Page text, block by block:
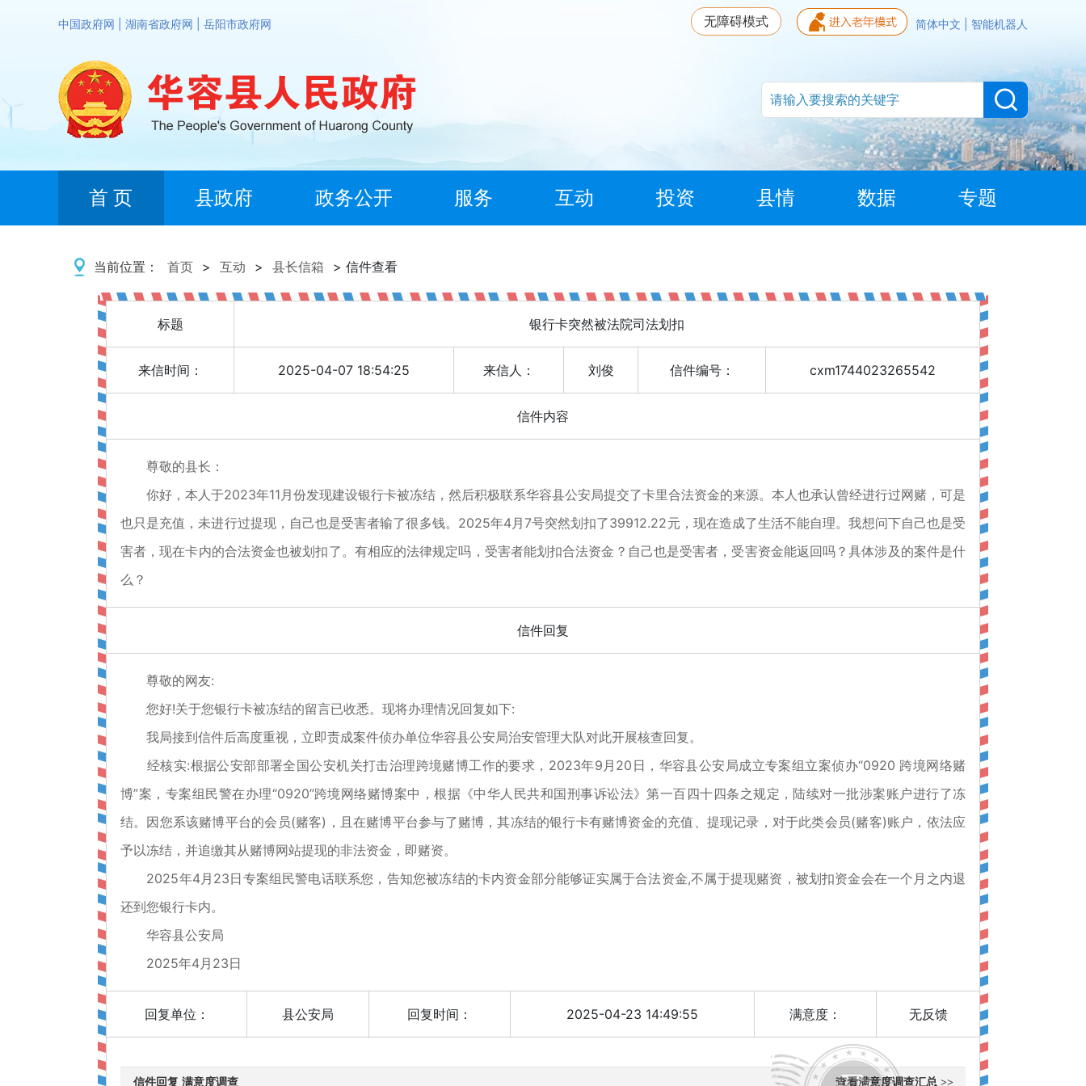
中国政府网 湖南省政府网 岳阳市政府网 简体中文 智能机器人
无障碍模式
首 页 县政府 政务公开 服务 互动 投资 县情 数据 专题
当前位置： 首页 > 互动 > 县长信箱 > 信件查看
标题 银行卡突然被法院司法划扣
来信时间： 2025-04-07 18:54:25 来信人： 刘俊 信件编号： cxm1744023265542
信件内容
尊敬的县长：
你好，本人于2023年11月份发现建设银行卡被冻结，然后积极联系华容县公安局提交了卡里合法资金的来源。本人也承认曾经进行过网赌，可是
也只是充值，未进行过提现，自己也是受害者输了很多钱。2025年4月7号突然划扣了39912.22元，现在造成了生活不能自理。我想问下自己也是受
害者，现在卡内的合法资金也被划扣了。有相应的法律规定吗，受害者能划扣合法资金？自己也是受害者，受害资金能返回吗？具体涉及的案件是什
么？
信件回复
尊敬的网友:
您好!关于您银行卡被冻结的留言已收悉。现将办理情况回复如下:
我局接到信件后高度重视，立即责成案件侦办单位华容县公安局治安管理大队对此开展核查回复。
经核实:根据公安部部署全国公安机关打击治理跨境赌博工作的要求，2023年9月20日，华容县公安局成立专案组立案侦办“0920 跨境网络赌
博”案，专案组民警在办理“0920”跨境网络赌博案中，根据《中华人民共和国刑事诉讼法》第一百四十四条之规定，陆续对一批涉案账户进行了冻
结。因您系该赌博平台的会员(赌客)，且在赌博平台参与了赌博，其冻结的银行卡有赌博资金的充值、提现记录，对于此类会员(赌客)账户，依法应
予以冻结，并追缴其从赌博网站提现的非法资金，即赌资。
2025年4月23日专案组民警电话联系您，告知您被冻结的卡内资金部分能够证实属于合法资金,不属于提现赌资，被划扣资金会在一个月之内退
还到您银行卡内。
华容县公安局
2025年4月23日
回复单位： 县公安局 回复时间： 2025-04-23 14:49:55 满意度： 无反馈
信件回复 满意度调查 查看满意度调查汇总 >>